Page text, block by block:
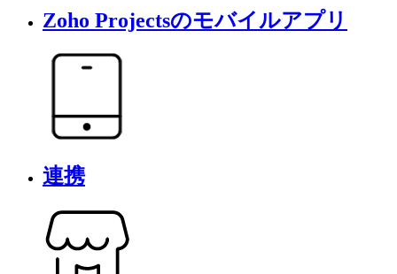
Zoho Projectsのモバイルアプリ
連携